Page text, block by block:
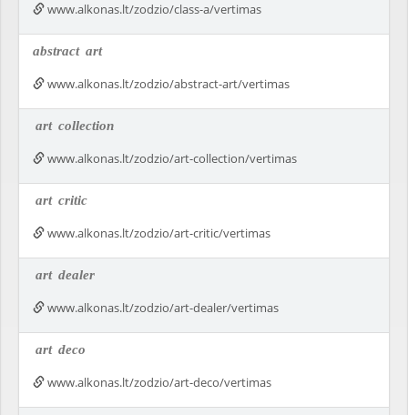
www.alkonas.lt/zodzio/class-a/vertimas
abstract art
www.alkonas.lt/zodzio/abstract-art/vertimas
art collection
www.alkonas.lt/zodzio/art-collection/vertimas
art critic
www.alkonas.lt/zodzio/art-critic/vertimas
art dealer
www.alkonas.lt/zodzio/art-dealer/vertimas
art deco
www.alkonas.lt/zodzio/art-deco/vertimas